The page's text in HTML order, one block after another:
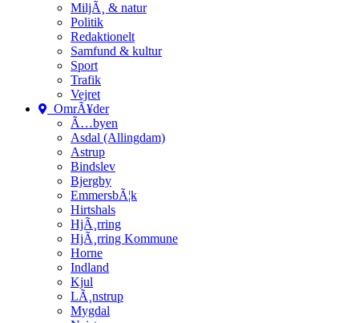
MiljÃ¸ & natur
Politik
Redaktionelt
Samfund & kultur
Sport
Trafik
Vejret
OmrÃ¥der
Ã…byen
Asdal (Allingdam)
Astrup
Bindslev
Bjergby
EmmersbÃ¦k
Hirtshals
HjÃ¸rring
HjÃ¸rring Kommune
Horne
Indland
Kjul
LÃ¸nstrup
Mygdal